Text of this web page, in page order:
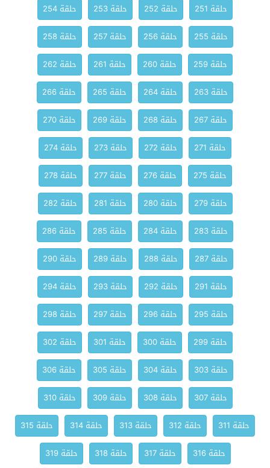
حلقة 251
حلقة 252 حلقة 253
حلقة 254
حلقة 255
حلقة 256 حلقة 257
حلقة 258
حلقة 259
حلقة 260 حلقة 261
حلقة 262
حلقة 263
حلقة 264 حلقة 265
حلقة 266
حلقة 267
حلقة 268 حلقة 269
حلقة 270
حلقة 271
حلقة 272 حلقة 273
حلقة 274
حلقة 275
حلقة 276 حلقة 277
حلقة 278
حلقة 279
حلقة 280 حلقة 281
حلقة 282
حلقة 283
حلقة 284 حلقة 285
حلقة 286
حلقة 287
حلقة 288 حلقة 289
حلقة 290
حلقة 291
حلقة 292 حلقة 293
حلقة 294
حلقة 295
حلقة 296 حلقة 297
حلقة 298
حلقة 299
حلقة 300 حلقة 301
حلقة 302
حلقة 303
حلقة 304 حلقة 305
حلقة 306
حلقة 307
حلقة 308 حلقة 309
حلقة 310
حلقة 311
حلقة 312 حلقة 313 حلقة 314
حلقة 315
حلقة 316
حلقة 317 حلقة 318
حلقة 319